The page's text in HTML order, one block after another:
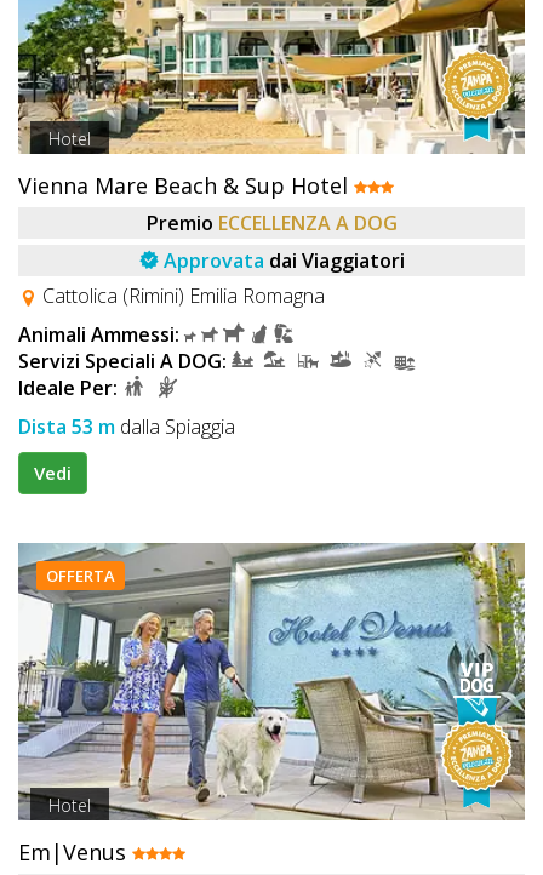
Hotel
Vienna Mare Beach & Sup Hotel
Premio ECCELLENZA A DOG
Approvata dai Viaggiatori
Cattolica (Rimini) Emilia Romagna
Animali Ammessi:
Servizi Speciali A DOG:
Ideale Per:
Dista 53 m dalla Spiaggia
Vedi
OFFERTA
Hotel
Em|Venus